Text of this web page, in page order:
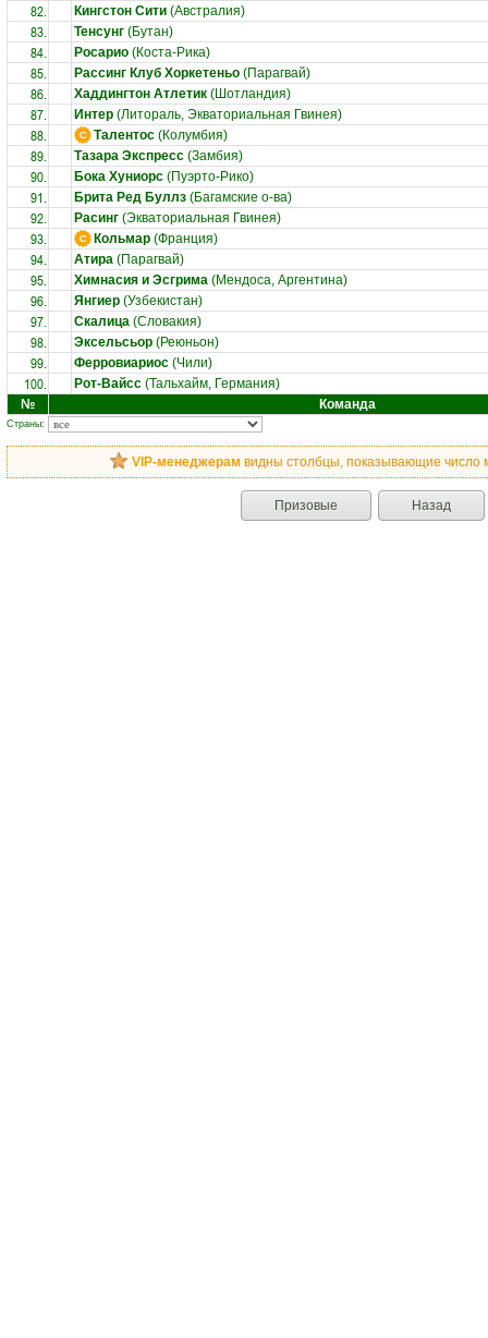
82. Кингстон Сити (Австралия)
83. Тенсунг (Бутан)
84. Росарио (Коста-Рика)
85. Рассинг Клуб Хоркетеньо (Парагвай)
86. Хаддингтон Атлетик (Шотландия)
87. Интер (Литораль, Экваториальная Гвинея)
88. Талентос (Колумбия)
89. Тазара Экспресс (Замбия)
90. Бока Хуниорс (Пуэрто-Рико)
91. Брита Ред Буллз (Багамские о-ва)
92. Расинг (Экваториальная Гвинея)
93. Кольмар (Франция)
94. Атира (Парагвай)
95. Химнасия и Эсгрима (Мендоса, Аргентина)
96. Янгиер (Узбекистан)
97. Скалица (Словакия)
98. Эксельсьор (Реюньон)
99. Ферровиариос (Чили)
100. Рот-Вайсс (Тальхайм, Германия)
№
Команда
Страны:
VIP-менеджерам видны столбцы, показывающие число
Призовые Назад